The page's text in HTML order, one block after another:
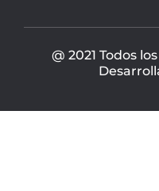
@ 2021 Todos